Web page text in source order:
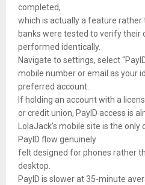
completed,
which is actually a feature rather
banks were tested to verify their
performed identically.
Navigate to settings, select
mobile number or email as your
preferred account.
If holding an account with a
or credit union, PayID access is
LolaJack’s mobile site is the
PayID flow genuinely
felt designed for phones rather
desktop.
PayID is slower at 35-minute